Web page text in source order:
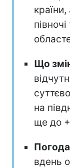
Що
на
ще до
Погода
вдень